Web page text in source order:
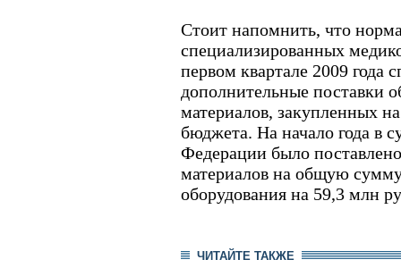
Стоит напомнить, что
специализированных
первом квартале 2009 года
дополнительные поставки
материалов, закупленных
бюджета. На начало года в
Федерации было
материалов на общую
оборудования на 59,3 млн
ЧИТАЙТЕ ТАКЖЕ